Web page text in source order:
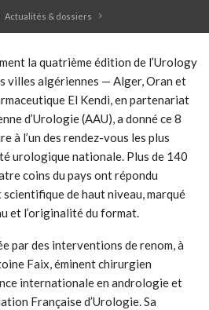
Actualités & dossiers
la quatrième édition de l’Urology
villes algériennes — Alger, Oran et
El Kendi, en partenariat
d’Urologie (AAU), a donné ce 8
à l’un des rendez-vous les plus
urologique nationale. Plus de 140
coins du pays ont répondu
de haut niveau, marqué
et l’originalité du format.
par des interventions de renom, à
Faix, éminent chirurgien
internationale en andrologie et
Française d’Urologie. Sa